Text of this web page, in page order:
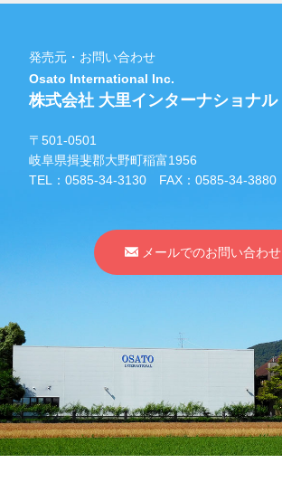
発売元・お問い合わせ
Osato International Inc.
株式会社 大里インターナショナル
〒501-0501
岐阜県揖斐郡大野町稲富1956
TEL： 0585-34-3130 FAX：0585-34-3880
メールでのお問い合わせ